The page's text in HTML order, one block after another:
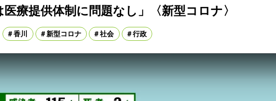
医療提供体制に問題なし」〈新型コロナ〉
香川 新型コロナ 社会 行政